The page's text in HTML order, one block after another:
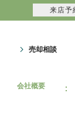
売却相談
会社概要
来店予